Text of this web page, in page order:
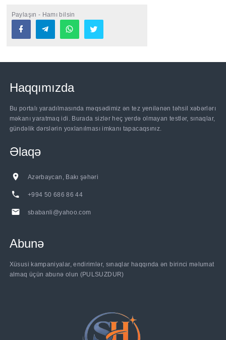
Paylaşın - Hamı bilsin
Haqqımızda
Bu portalı yaradılmasında məqsədimiz ən tez yenilənən təhsil xəbərlərı
məkanı yaratmaq idi. Burada sizlər heç yerdə olmayan testlər, sınaqlar,
gündəlik dərslərin yoxlanılması imkanı tapacaqsınız.
Əlaqə
Azərbaycan, Bakı şəhəri
+994 50 686 86 44
sbabanli@yahoo.com
Abunə
Xüsusi kampaniyalar, endirimlər, sınaqlar haqqında ən birinci məlumat
almaq üçün abunə olun (PULSUZDUR)